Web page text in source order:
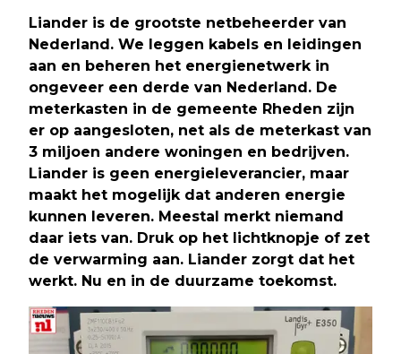
Liander is de grootste netbeheerder van
Nederland. We leggen kabels en leidingen
aan en beheren het energienetwerk in
ongeveer een derde van Nederland. De
meterkasten in de gemeente Rheden zijn
er op aangesloten, net als de meterkast van
3 miljoen andere woningen en bedrijven.
Liander is geen energieleverancier, maar
maakt het mogelijk dat anderen energie
kunnen leveren. Meestal merkt niemand
daar iets van. Druk op het lichtknopje of zet
de verwarming aan. Liander zorgt dat het
werkt. Nu en in de duurzame toekomst.